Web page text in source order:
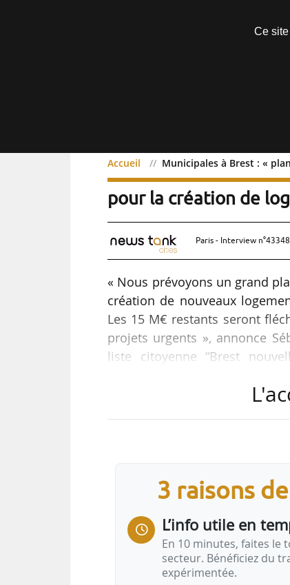
Accueil Municipales à Brest : «
Exclusif
Municipales à
pour la création de
Paris - Interview
« Nous prévoyons un grand
création de nouveaux
Les 15 M€ restants seront
projets urgents », annonce
liste citoyenne “Brest
membres de la société civile.
« En rénovant les
3 raisons
L’info utile en
En 10 minutes, faites le
secteur. Bénéficiez du
expérimentée.
Ce